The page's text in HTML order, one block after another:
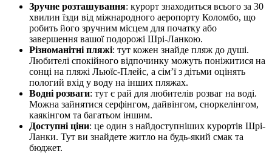
Зручне розташування: курорт знаходиться всього за 30
хвилин їзди від міжнародного аеропорту Коломбо, що
робить його зручним місцем для початку або
завершення вашої подорожі Шрі-Ланкою.
Різноманітні пляжі: тут кожен знайде пляж до душі.
Любителі спокійного відпочинку можуть поніжитися на
сонці на пляжі Льюїс-Плейс, а сім’ї з дітьми оцінять
пологий вхід у воду на інших пляжах.
Водні розваги: тут є рай для любителів розваг на воді.
Можна зайнятися серфінгом, дайвінгом, сноркелінгом,
каякінгом та багатьом іншим.
Доступні ціни: це один з найдоступніших курортів Шрі-
Ланки. Тут ви знайдете житло на будь-який смак та
бюджет.